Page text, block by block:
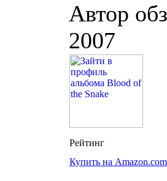
Автор
2007
Купить на Amazon.com